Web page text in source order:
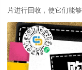
片进行回收，使它们能